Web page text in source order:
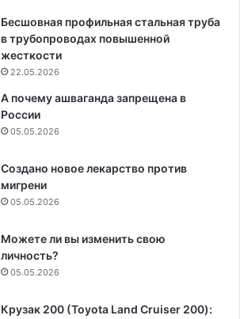
Бесшовная профильная стальная труба
в трубопроводах повышенной
жесткости
22.05.2026
А почему ашваганда запрещена в
России
05.05.2026
Создано новое лекарство против
мигрени
05.05.2026
Можете ли вы изменить свою
личность?
05.05.2026
Крузак 200 (Toyota Land Cruiser 200):